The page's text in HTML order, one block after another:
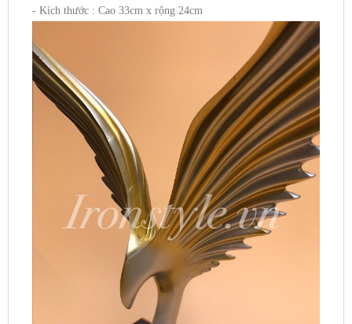
- Kích thước : Cao 33cm x rộng 24cm